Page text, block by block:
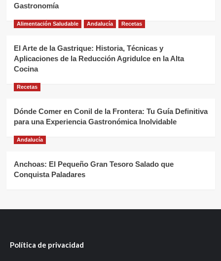
Gastronomía
Alimentación Saludable Andalucía Recetas
El Arte de la Gastrique: Historia, Técnicas y
Aplicaciones de la Reducción Agridulce en la Alta
Cocina
Recetas
Dónde Comer en Conil de la Frontera: Tu Guía Definitiva
para una Experiencia Gastronómica Inolvidable
Andalucía
Anchoas: El Pequeño Gran Tesoro Salado que
Conquista Paladares
Política de privacidad